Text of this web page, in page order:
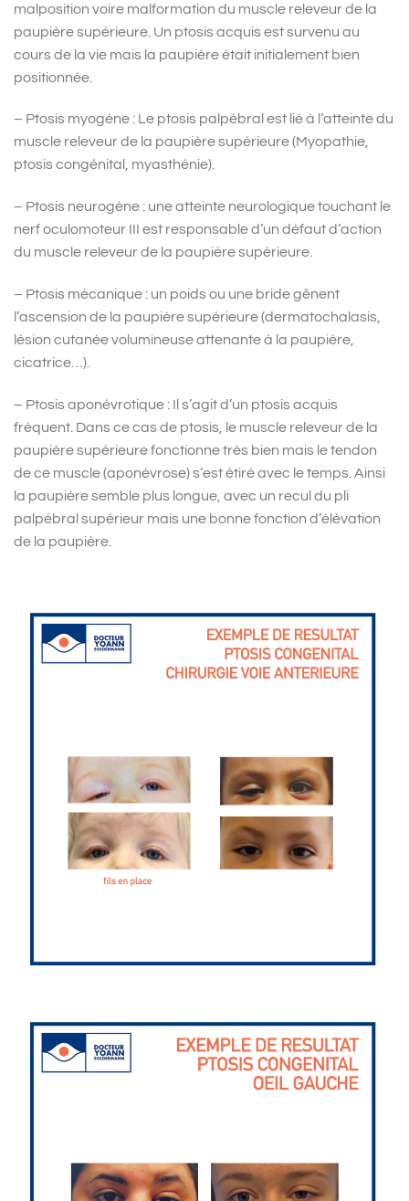
malposition voire malformation du muscle releveur de la
paupière supérieure. Un ptosis acquis est survenu au
cours de la vie mais la paupière était initialement bien
positionnée.
– Ptosis myogène : Le ptosis palpébral est lié à l’atteinte du
muscle releveur de la paupière supérieure (Myopathie,
ptosis congénital, myasthénie).
– Ptosis neurogène : une atteinte neurologique touchant le
nerf oculomoteur III est responsable d’un défaut d’action
du muscle releveur de la paupière supérieure.
– Ptosis mécanique : un poids ou une bride gênent
l’ascension de la paupière supérieure (dermatochalasis,
lésion cutanée volumineuse attenante à la paupière,
cicatrice…).
– Ptosis aponévrotique : Il s’agit d’un ptosis acquis
fréquent. Dans ce cas de ptosis, le muscle releveur de la
paupière supérieure fonctionne très bien mais le tendon
de ce muscle (aponévrose) s’est étiré avec le temps. Ainsi
la paupière semble plus longue, avec un recul du pli
palpébral supérieur mais une bonne fonction d’élévation
de la paupière.